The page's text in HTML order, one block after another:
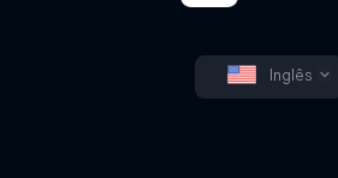
Inglês